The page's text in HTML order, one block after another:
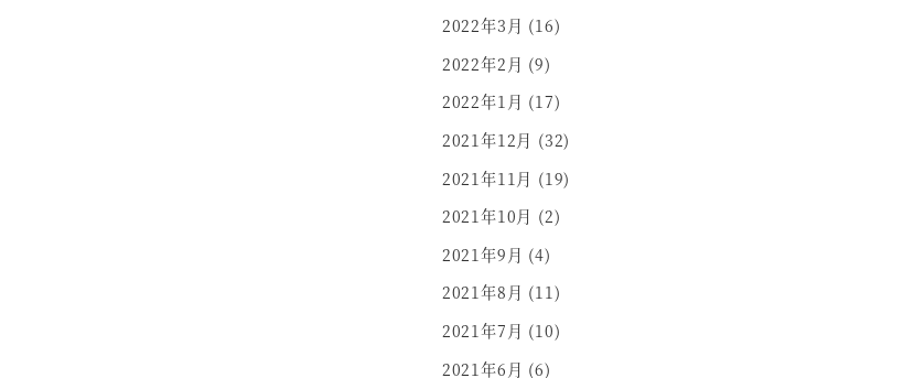
2022年3月 (16)
2022年2月 (9)
2022年1月 (17)
2021年12月 (32)
2021年11月 (19)
2021年10月 (2)
2021年9月 (4)
2021年8月 (11)
2021年7月 (10)
2021年6月 (6)